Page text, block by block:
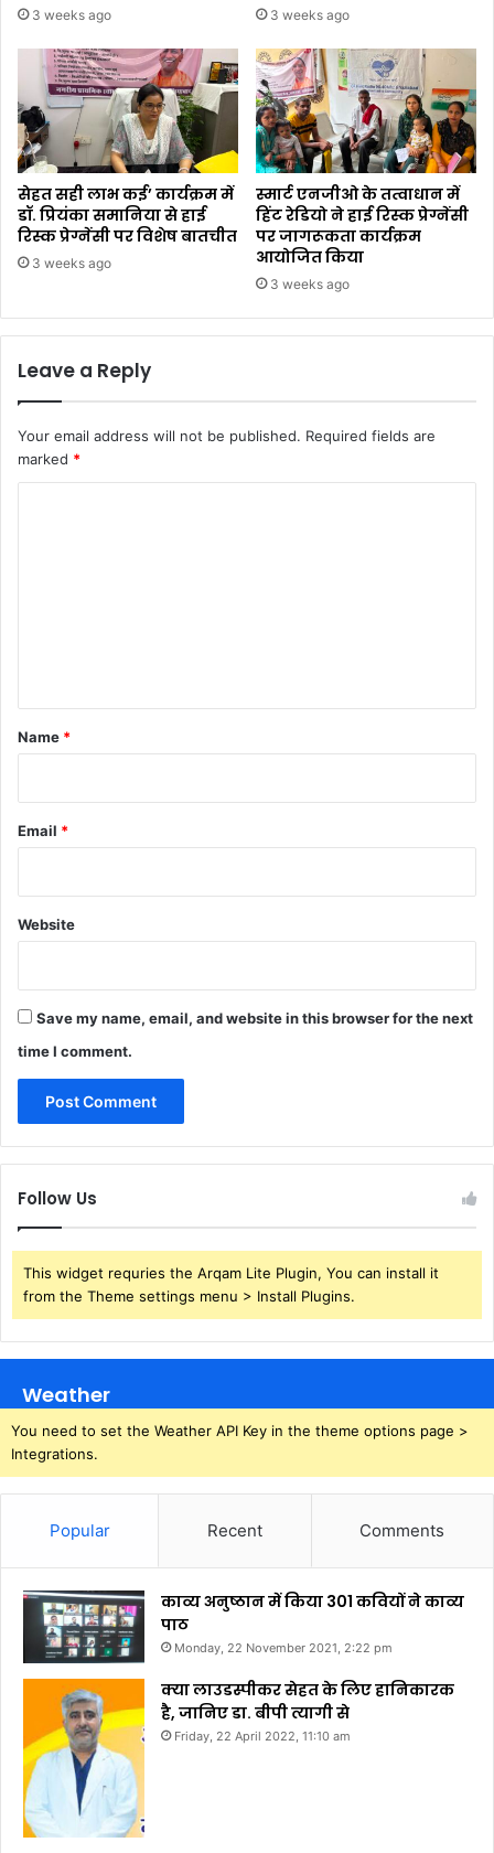
3 weeks ago 3 weeks ago
सेहत सही लाभ कई’ कार्यक्रम में
डॉ. प्रियंका समानिया से हाई
रिस्क प्रेग्नेंसी पर विशेष बातचीत
3 weeks ago
स्मार्ट एनजीओ के तत्वाधान में
हिंट रेडियो ने हाई रिस्क प्रेग्नेंसी
पर जागरूकता कार्यक्रम
आयोजित किया
3 weeks ago
Leave a Reply
Your email address will not be published. Required fields are
marked *
*
Name *
Email *
Website
Save my name, email, and website in this browser for the next
time I comment.
Follow Us
This widget requries the Arqam Lite Plugin, You can install it
from the Theme settings menu > Install Plugins.
Weather
You need to set the Weather API Key in the theme options page >
Integrations.
Popular Recent Comments
काव्य अनुष्ठान में किया 301 कवियों ने काव्य
पाठ
Monday, 22 November 2021, 2:22 pm
क्या लाउडस्पीकर सेहत के लिए हानिकारक
है, जानिए डा. बीपी त्यागी से
Friday, 22 April 2022, 11:10 am